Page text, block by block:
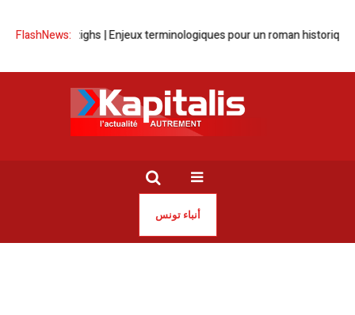
FlashNews:
Amazighs | Enjeux terminologiques pour un roman historique
أنباء تونس